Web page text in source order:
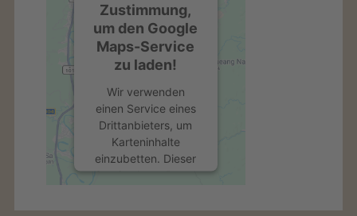
Zustimmung,
um den Google
Maps-Service
zu laden!
Wir verwenden
einen Service eines
Drittanbieters, um
Karteninhalte
einzubetten. Dieser
Service kann Daten
sammeln. Bitte